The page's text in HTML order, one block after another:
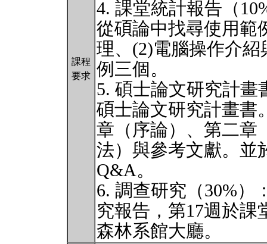
課程
要求
4. 課堂統計報告（
從碩論中找尋使用範
理、(2)電腦操作介
例三個。
5. 碩士論文研究計畫
碩士論文研究計畫書
章（序論）、第二章
法）與參考文獻。並
Q&A。
6. 調查研究（30%）
究報告，第17週於課
森林系館大廳。